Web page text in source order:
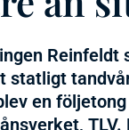
Reinfeldt
en
TLV.